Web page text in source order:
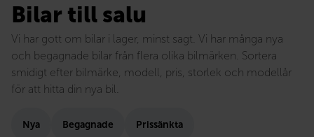
Bilar till salu
Vi har gott om bilar i lager, minst sagt. Vi har många nya
och begagnade bilar från flera olika bilmärken. Sortera
smidigt efter bilmärke, modell, pris, storlek och modellår
för att hitta din nya bil.
Nya Begagnade Prissänkta